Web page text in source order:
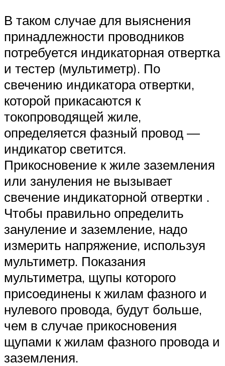
В таком случае для выяснения
принадлежности проводников
потребуется индикаторная отвертка
и тестер (мультиметр). По
свечению индикатора отвертки,
которой прикасаются к
токопроводящей жиле,
определяется фазный провод —
индикатор светится.
Прикосновение к жиле заземления
или зануления не вызывает
свечение индикаторной отвертки .
Чтобы правильно определить
зануление и заземление, надо
измерить напряжение, используя
мультиметр. Показания
мультиметра, щупы которого
присоединены к жилам фазного и
нулевого провода, будут больше,
чем в случае прикосновения
щупами к жилам фазного провода и
заземления.